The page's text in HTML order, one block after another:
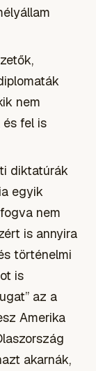
nem
fel is
diktatúrák
egyik
nem
is annyira
történelmi
is
az a
Amerika
akarnák,